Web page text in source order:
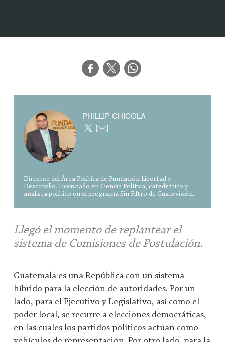
Llegó el momento de replantear el
sistema de Comisiones de Postulación.
Guatemala es una República con un sistema
híbrido para la elección de autoridades. Por un
lado, para el Ejecutivo y Legislativo, así como el
poder local, se recurre a elecciones democráticas,
en las cuales los partidos políticos actúan como
PHILLIP CHICOLA
Director del Área Política de Fundación Libertad y
Desarrollo. Licenciado en Ciencia Política, catedrático y
analista político en el programa Sin Filtro de Guatevisión.